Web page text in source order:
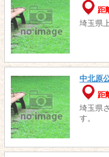
距
埼玉県
中北原
距
埼玉県
す。